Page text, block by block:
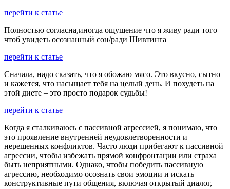
перейти к статье
Полностью согласна,иногда ощущение что я живу ради того
чтоб увидеть осознанный сон/ради Шивтинга
перейти к статье
Сначала, надо сказать, что я обожаю мясо. Это вкусно, сытно
и кажется, что насыщает тебя на целый день. И похудеть на
этой диете – это просто подарок судьбы!
перейти к статье
Когда я сталкиваюсь с пассивной агрессией, я понимаю, что
это проявление внутренней неудовлетворенности и
нерешенных конфликтов. Часто люди прибегают к пассивной
агрессии, чтобы избежать прямой конфронтации или страха
быть неприятными. Однако, чтобы победить пассивную
агрессию, необходимо осознать свои эмоции и искать
конструктивные пути общения, включая открытый диалог,